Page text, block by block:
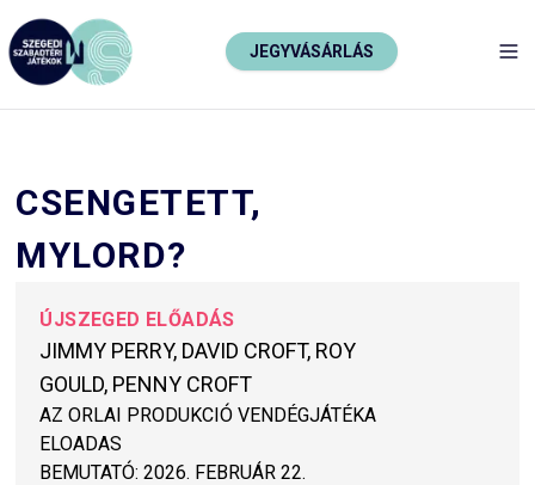
JEGYVÁSÁRLÁS
CSENGETETT,
MYLORD?
ÚJSZEGED ELŐADÁS
JIMMY PERRY, DAVID CROFT, ROY
GOULD, PENNY CROFT
AZ ORLAI PRODUKCIÓ VENDÉGJÁTÉKA
ELOADAS
BEMUTATÓ: 2026. FEBRUÁR 22.